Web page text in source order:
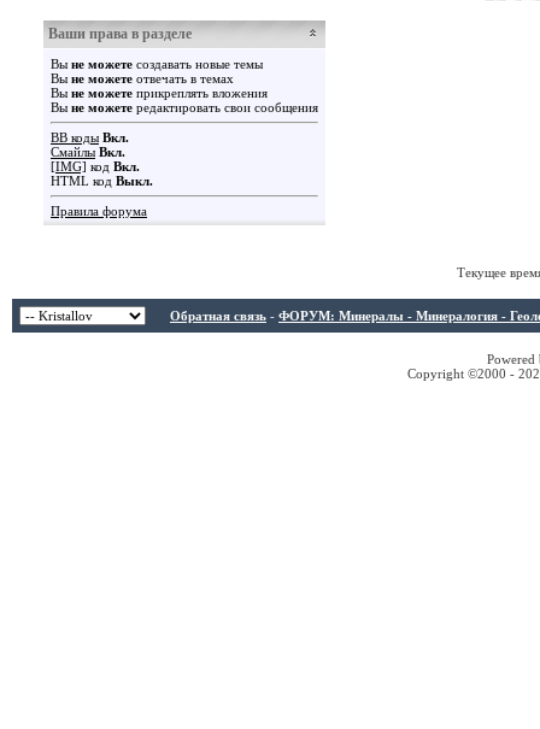
Ваши права в разделе
Вы не можете создавать новые темы
Вы не можете отвечать в темах
Вы не можете прикреплять вложения
Вы не можете редактировать свои сообщения
BB коды Вкл.
Смайлы Вкл.
[IMG] код Вкл.
HTML код Выкл.
Правила форума
Текущее
Обратная связь - ФОРУМ: Минералы - Минералогия -
Copyright ©2000 -